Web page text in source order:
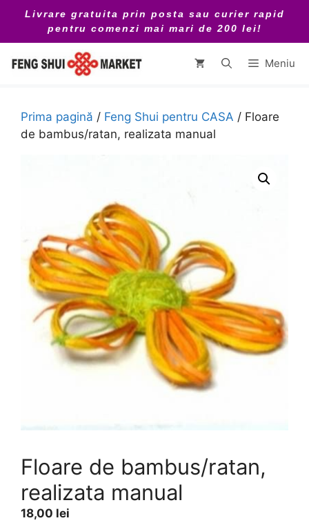
conținut
Livrare gratuita prin posta sau curier rapid
pentru comenzi mai mari de 200 lei!
Meniu
Prima pagină / Feng Shui pentru CASA / Floare
de bambus/ratan, realizata manual
Floare de bambus/ratan,
realizata manual
18,00 lei